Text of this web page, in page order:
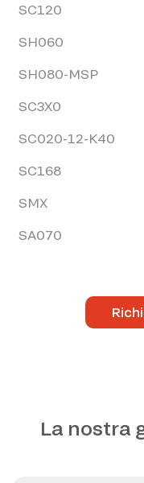
SC120
SH060
SH080-MSP
SC3X0
SC020-12-K40
SC168
SMX
SA070
La nostra